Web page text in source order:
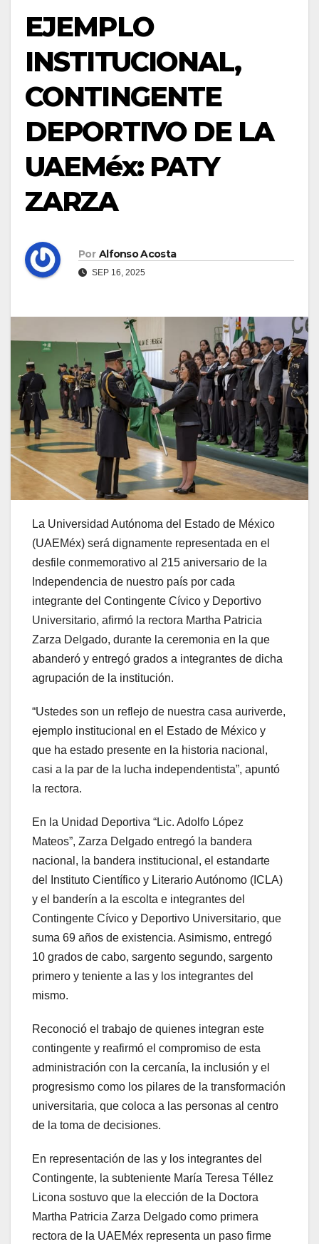
EJEMPLO
INSTITUCIONAL,
CONTINGENTE
DEPORTIVO DE LA
UAEMéx: PATY
ZARZA
Por Alfonso Acosta
SEP 16, 2025
La Universidad Autónoma del Estado de México
(UAEMéx) será dignamente representada en el
desfile conmemorativo al 215 aniversario de la
Independencia de nuestro país por cada
integrante del Contingente Cívico y Deportivo
Universitario, afirmó la rectora Martha Patricia
Zarza Delgado, durante la ceremonia en la que
abanderó y entregó grados a integrantes de dicha
agrupación de la institución.
“Ustedes son un reflejo de nuestra casa auriverde,
ejemplo institucional en el Estado de México y
que ha estado presente en la historia nacional,
casi a la par de la lucha independentista”, apuntó
la rectora.
En la Unidad Deportiva “Lic. Adolfo López
Mateos”, Zarza Delgado entregó la bandera
nacional, la bandera institucional, el estandarte
del Instituto Científico y Literario Autónomo (ICLA)
y el banderín a la escolta e integrantes del
Contingente Cívico y Deportivo Universitario, que
suma 69 años de existencia. Asimismo, entregó
10 grados de cabo, sargento segundo, sargento
primero y teniente a las y los integrantes del
mismo.
Reconoció el trabajo de quienes integran este
contingente y reafirmó el compromiso de esta
administración con la cercanía, la inclusión y el
progresismo como los pilares de la transformación
universitaria, que coloca a las personas al centro
de la toma de decisiones.
En representación de las y los integrantes del
Contingente, la subteniente María Teresa Téllez
Licona sostuvo que la elección de la Doctora
Martha Patricia Zarza Delgado como primera
rectora de la UAEMéx representa un paso firme